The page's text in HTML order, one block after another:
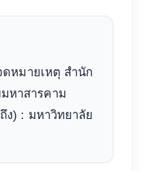
หมายเหตุ สำนัก
หาสารคาม
ง) : มหาวิทยาลัย